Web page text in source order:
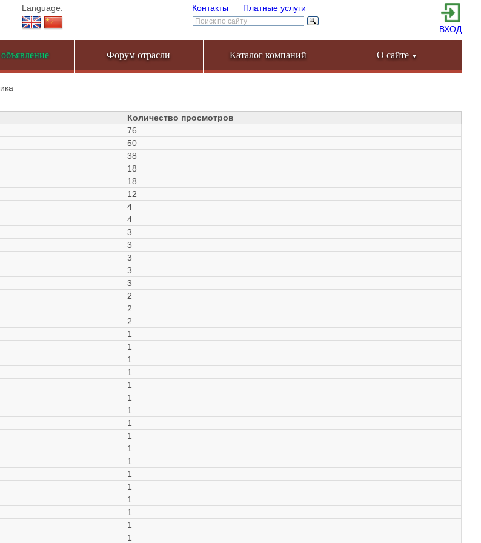
Language: Контакты Платные услуги
ВХОД
Форум отрасли Каталог компаний О сайте ▼
Количество просмотров
76
50
38
18
18
12
4
4
3
3
3
3
3
2
2
2
1
1
1
1
1
1
1
1
1
1
1
1
1
1
1
1
1